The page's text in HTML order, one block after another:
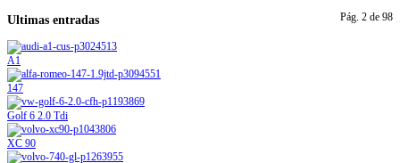
Pág. 2 de 98
Ultimas entradas
A1
147
Golf 6 2.0 Tdi
XC 90